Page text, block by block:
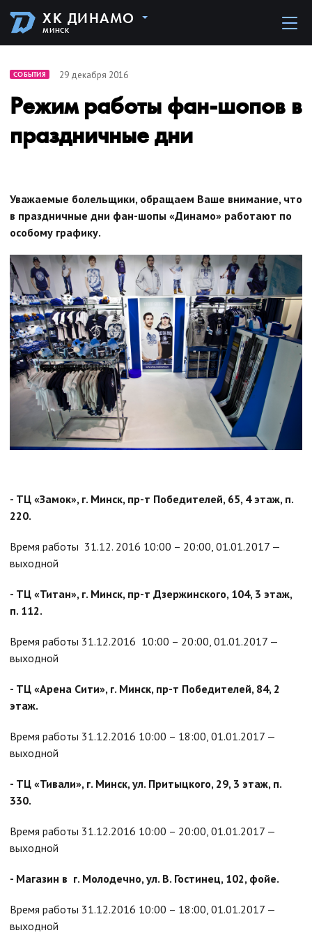
ХК ДИНАМО
МИНСК
СОБЫТИЯ 29 декабря 2016
Режим работы фан-шопов в
праздничные дни
Уважаемые болельщики, обращаем Ваше внимание, что
в праздничные дни фан-шопы «Динамо» работают по
особому графику.
- ТЦ «Замок», г. Минск, пр-т Победителей, 65, 4 этаж, п.
220.
Время работы 31.12. 2016 10:00 – 20:00, 01.01.2017 —
выходной
- ТЦ «Титан», г. Минск, пр-т Дзержинского, 104, 3 этаж,
п. 112.
Время работы 31.12.2016 10:00 – 20:00, 01.01.2017 —
выходной
- ТЦ «Арена Сити», г. Минск, пр-т Победителей, 84, 2
этаж.
Время работы 31.12.2016 10:00 – 18:00, 01.01.2017 —
выходной
- ТЦ «Тивали», г. Минск, ул. Притыцкого, 29, 3 этаж, п.
330.
Время работы 31.12.2016 10:00 – 20:00, 01.01.2017 —
выходной
- Магазин в г. Молодечно, ул. В. Гостинец, 102, фойе.
Время работы 31.12.2016 10:00 – 18:00, 01.01.2017 —
выходной